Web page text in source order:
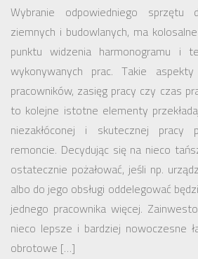
Wybranie odpowiedniego sprzętu
ziemnych i budowlanych, ma
punktu widzenia harmonogramu i
wykonywanych prac. Takie
pracowników, zasięg pracy czy czas
to kolejne istotne elementy
niezakłóconej i skutecznej pracy
remoncie. Decydując się na nieco
ostatecznie pożałować, jeśli np.
albo do jego obsługi oddelegować
jednego pracownika więcej.
nieco lepsze i bardziej nowoczesne
obrotowe […]